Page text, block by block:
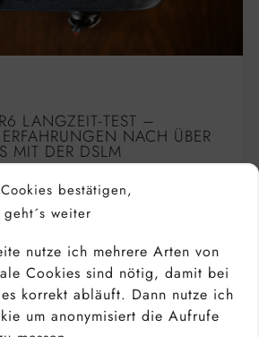
bestätigen,
weiter
nutze ich mehrere Arten von
Cookies sind nötig, damit bei
korrekt abläuft. Dann nutze ich
um anonymisiert die Aufrufe
LANGZEIT-TEST –
NACH ÜBER
MIT DER DSLM